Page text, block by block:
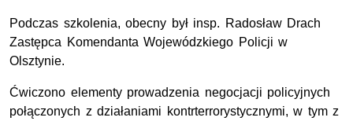
Podczas szkolenia, obecny był insp. Radosław Drach
Zastępca Komendanta Wojewódzkiego Policji w
Olsztynie.
Ćwiczono elementy prowadzenia negocjacji policyjnych
połączonych z działaniami kontrterrorystycznymi, w tym z